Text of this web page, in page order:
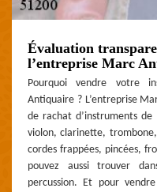
Évaluation
l’entreprise Marc
Pourquoi vendre votre
Antiquaire ? L’entreprise
de rachat d’instruments
violon, clarinette,
cordes frappées, pincées,
pouvez aussi trouver
percussion. Et pour